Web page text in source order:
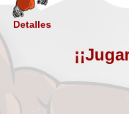
Detalles